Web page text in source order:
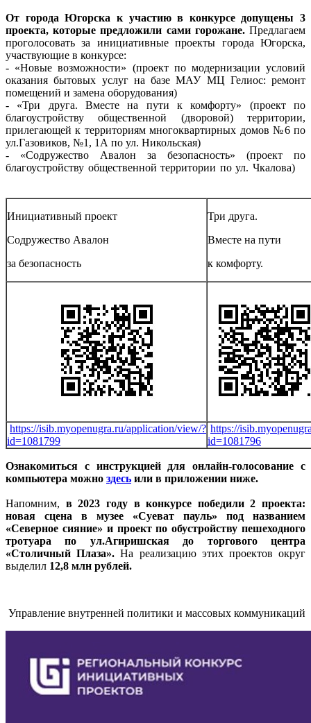
От города Югорска к участию в конкурсе допущены 3
проекта, которые предложили сами горожане. Предлагаем
проголосовать за инициативные проекты города Югорска,
участвующие в конкурсе:
- «Новые возможности» (проект по модернизации условий
оказания бытовых услуг на базе МАУ МЦ Гелиос: ремонт
помещений и замена оборудования)
- «Три друга. Вместе на пути к комфорту» (проект по
благоустройству общественной (дворовой) территории,
прилегающей к территориям многоквартирных домов №6 по
ул.Газовиков, №1, 1А по ул. Никольская)
- «Содружество Авалон за безопасность» (проект по
благоустройству общественной территории по ул. Чкалова)
Инициативный проект
Содружество Авалон
за безопасность
Три друга.
Вместе на пути
к комфорту.
https://isib.myopenugra.ru/application/view/?
id=1081799
https://
id=1081796
Ознакомиться с инструкцией для онлайн-голосование с
компьютера можно здесь или в приложении ниже.
Напомним, в 2023 году в конкурсе победили 2 проекта:
новая сцена в музее «Суеват пауль» под названием
«Северное сияние» и проект по обустройству пешеходного
тротуара по ул.Агиришская до торгового центра
«Столичный Плаза». На реализацию этих проектов округ
выделил 12,8 млн рублей.
Управление внутренней политики и массовых коммуникаций